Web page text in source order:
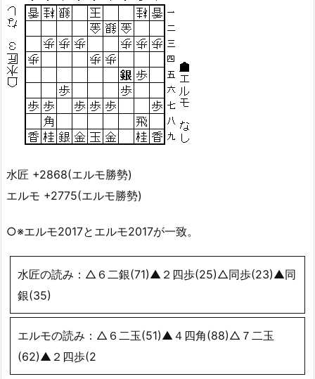
水匠 +2868(エルモ勝勢)
エルモ +2775(エルモ勝勢)
○※エルモ2017とエルモ2017が一致。
水匠の読み：△６二銀(71)▲２四歩(25)△同歩(23)▲同
銀(35)
エルモの読み：△６二玉(51)▲４四角(88)△７二玉
(62)▲２四歩(2